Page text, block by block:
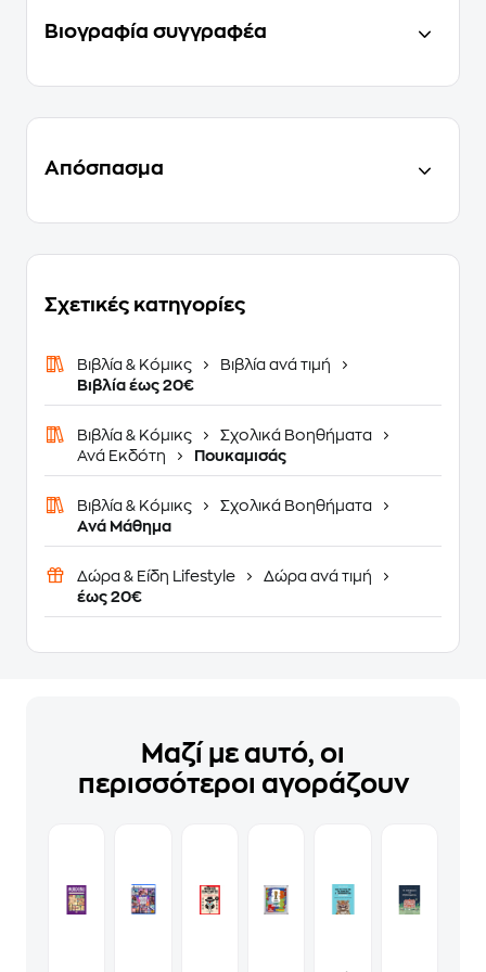
Βιογραφία συγγραφέα
Απόσπασμα
Σχετικές κατηγορίες
Βιβλία & Κόμικς
Βιβλία ανά τιμή
Βιβλία έως 20€
Βιβλία & Κόμικς
Σχολικά Βοηθήματα
Ανά Εκδότη
Πουκαμισάς
Βιβλία & Κόμικς
Σχολικά Βοηθήματα
Ανά Μάθημα
Δώρα & Είδη Lifestyle
Δώρα ανά τιμή
έως 20€
Μαζί με αυτό, οι
περισσότεροι αγοράζουν